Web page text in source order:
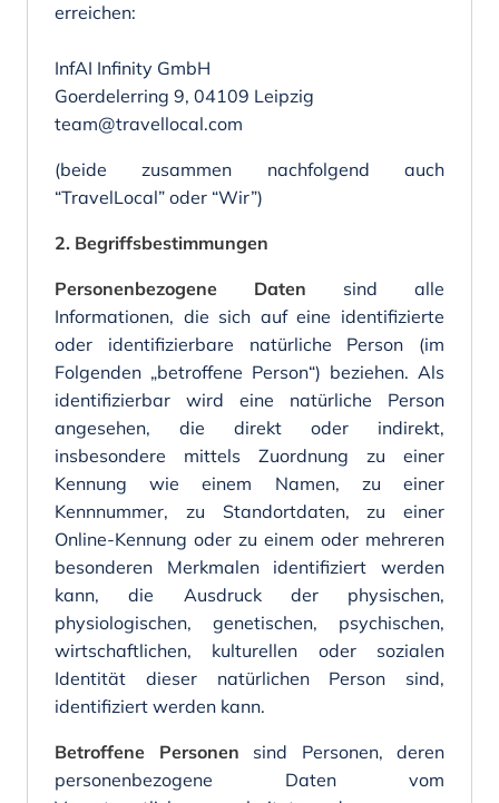
erreichen:
InfAI Infinity GmbH
Goerdelerring 9, 04109 Leipzig
team@travellocal.com
(beide zusammen nachfolgend auch
“TravelLocal” oder “Wir”)
2. Begriffsbestimmungen
Personenbezogene Daten sind alle
Informationen, die sich auf eine identifizierte
oder identifizierbare natürliche Person (im
Folgenden „betroffene Person“) beziehen. Als
identifizierbar wird eine natürliche Person
angesehen, die direkt oder indirekt,
insbesondere mittels Zuordnung zu einer
Kennung wie einem Namen, zu einer
Kennnummer, zu Standortdaten, zu einer
Online-Kennung oder zu einem oder mehreren
besonderen Merkmalen identifiziert werden
kann, die Ausdruck der physischen,
physiologischen, genetischen, psychischen,
wirtschaftlichen, kulturellen oder sozialen
Identität dieser natürlichen Person sind,
identifiziert werden kann.
Betroffene Personen sind Personen, deren
personenbezogene Daten vom